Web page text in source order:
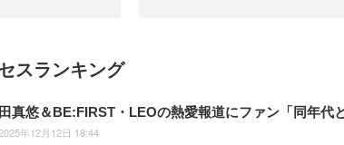
スランキング
真悠＆BE:FIRST・LEOの熱愛報道にファン「同年代
2025年12月12日 18:44